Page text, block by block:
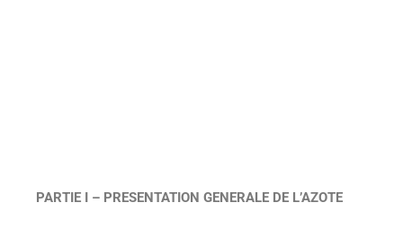
PARTIE I – PRESENTATION GENERALE DE L’AZOTE